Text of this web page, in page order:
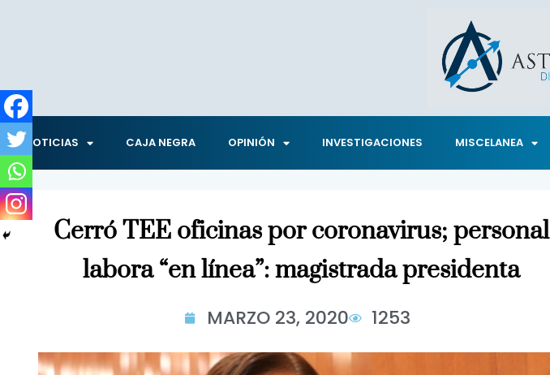
NOTICIAS CAJA NEGRA OPINIÓN INVESTIGACIONES MISCELANEA
Cerró TEE oficinas por coronavirus; personal
labora “en línea”: magistrada presidenta
MARZO 23, 2020 1253